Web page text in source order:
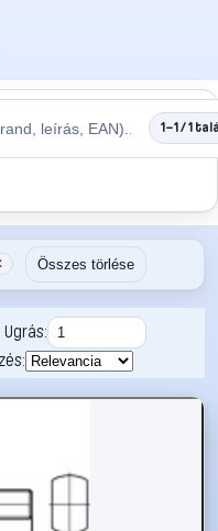
1–1 / 1
Összes törlése
Ugrás: